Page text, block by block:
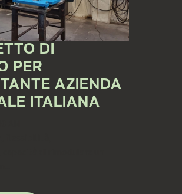
DI
PER
AZIENDA
ITALIANA